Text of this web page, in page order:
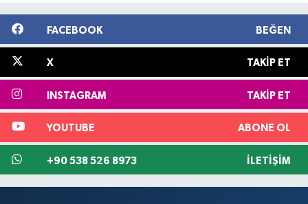
FACEBOOK BEĞEN
X TAKIP ET
INSTAGRAM TAKIP ET
YOUTUBE ABONE OL
+90 538 526 8973 İLETIŞIM